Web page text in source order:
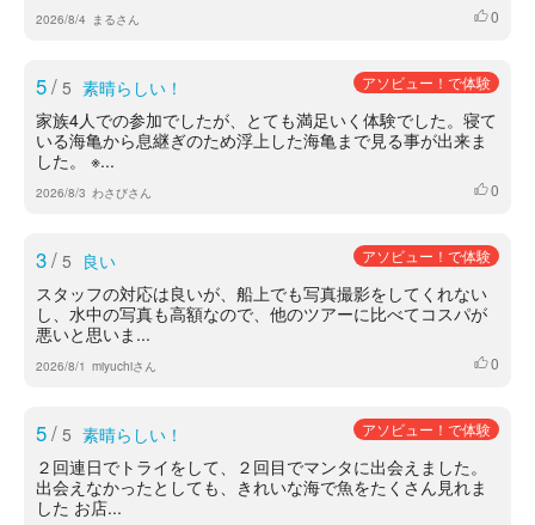
2026/8/4 まるさん いいね
0
5/ 5 素晴らしい！ アソビュー！で体験
家族4人での参加でしたが、とても満足いく体験でした。寝て
いる海亀から息継ぎのため浮上した海亀まで見る事が出来ま
した。 ※...
2026/8/3 わさびさん いいね
0
3/ 5 良い アソビュー！で体験
スタッフの対応は良いが、船上でも写真撮影をしてくれない
し、水中の写真も高額なので、他のツアーに比べてコスパが
悪いと思いま...
2026/8/1 miyuchiさん いいね
0
5/ 5 素晴らしい！ アソビュー！で体験
２回連日でトライをして、２回目でマンタに出会えました。
出会えなかったとしても、きれいな海で魚をたくさん見れま
した お店...